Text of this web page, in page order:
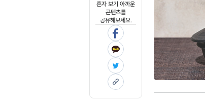
혼자 보기 아까운
콘텐츠를
공유해보세요.